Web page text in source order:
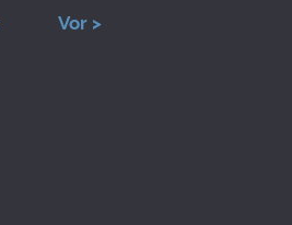
Vor >